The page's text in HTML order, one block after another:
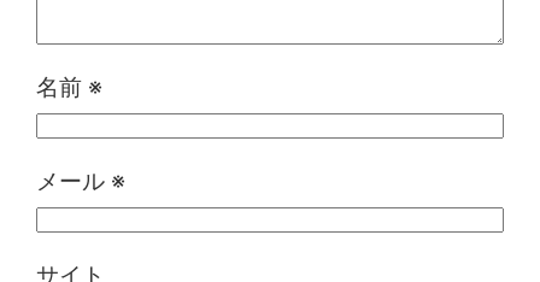
名前 ※
メール ※
サイト